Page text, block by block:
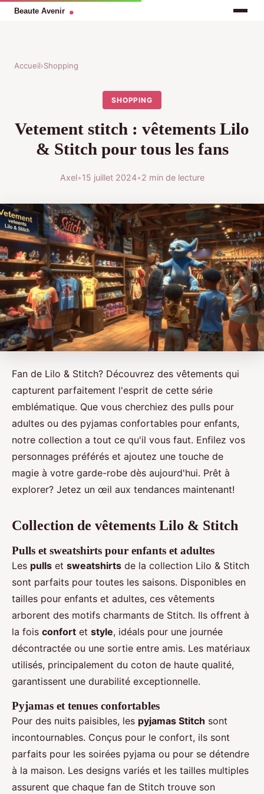
Accueil›Shopping
SHOPPING
Vetement stitch : vêtements Lilo
& Stitch pour tous les fans
Axel•15 juillet 2024•2 min de lecture
Fan de Lilo & Stitch? Découvrez des vêtements qui
capturent parfaitement l'esprit de cette série
emblématique. Que vous cherchiez des pulls pour
adultes ou des pyjamas confortables pour enfants,
notre collection a tout ce qu'il vous faut. Enfilez vos
personnages préférés et ajoutez une touche de
magie à votre garde-robe dès aujourd'hui. Prêt à
explorer? Jetez un œil aux tendances maintenant!
Collection de vêtements Lilo & Stitch
Pulls et sweatshirts pour enfants et adultes
Les pulls et sweatshirts de la collection Lilo & Stitch
sont parfaits pour toutes les saisons. Disponibles en
tailles pour enfants et adultes, ces vêtements
arborent des motifs charmants de Stitch. Ils offrent à
la fois confort et style, idéals pour une journée
décontractée ou une sortie entre amis. Les matériaux
utilisés, principalement du coton de haute qualité,
garantissent une durabilité exceptionnelle.
Pyjamas et tenues confortables
Pour des nuits paisibles, les pyjamas Stitch sont
incontournables. Conçus pour le confort, ils sont
parfaits pour les soirées pyjama ou pour se détendre
à la maison. Les designs variés et les tailles multiples
assurent que chaque fan de Stitch trouve son